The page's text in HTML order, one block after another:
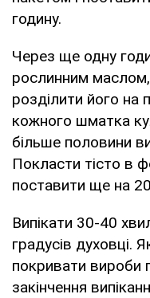
годину.
Через ще одну
рослинним маслом,
розділити його на
кожного шматка
більше половини
Покласти тісто в
поставити ще на
Випікати 30-40
градусів духовці.
покривати вироби
закінчення